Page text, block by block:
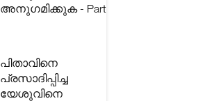
അനുഗമിക്കുക - Part
പിതാവിനെ
പ്രസാദിപ്പിച്ച
യേശുവിനെ